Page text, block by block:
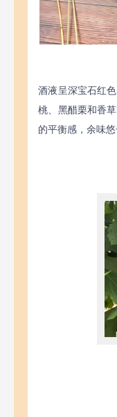
酒液呈深宝石红
桃、黑醋栗和香
的平衡感，余味悠